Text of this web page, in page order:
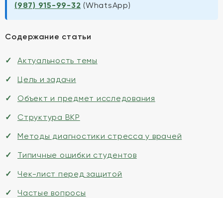
(987) 915-99-32 (WhatsApp)
Содержание статьи
Актуальность темы
Цель и задачи
Объект и предмет исследования
Структура ВКР
Методы диагностики стресса у врачей
Типичные ошибки студентов
Чек-лист перед защитой
Частые вопросы